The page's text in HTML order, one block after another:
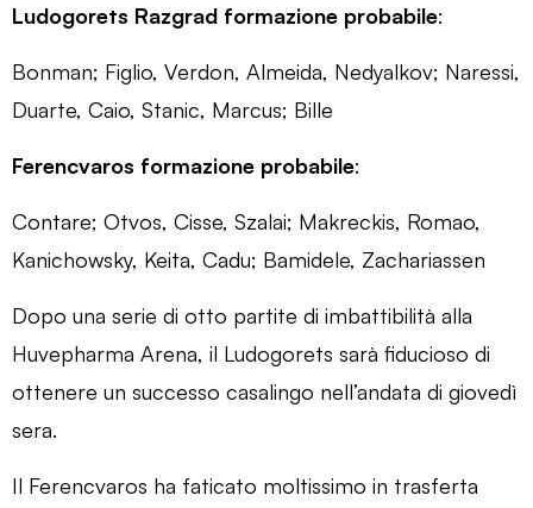
Ludogorets Razgrad formazione probabile:
Bonman; Figlio, Verdon, Almeida, Nedyalkov; Naressi,
Duarte, Caio, Stanic, Marcus; Bille
Ferencvaros formazione probabile:
Contare; Otvos, Cisse, Szalai; Makreckis, Romao,
Kanichowsky, Keita, Cadu; Bamidele, Zachariassen
Dopo una serie di otto partite di imbattibilità alla
Huvepharma Arena, il Ludogorets sarà fiducioso di
ottenere un successo casalingo nell’andata di giovedì
sera.
Il Ferencvaros ha faticato moltissimo in trasferta